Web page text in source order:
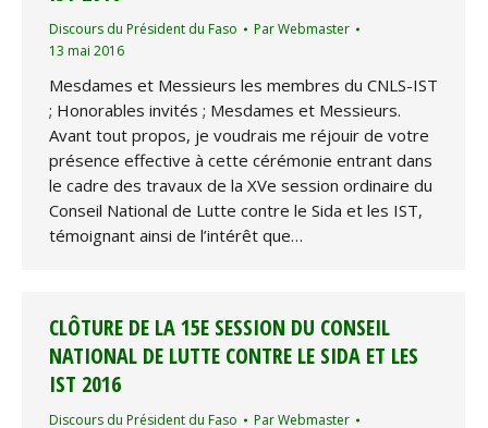
Discours du Président du Faso ParWebmaster
13 mai 2016
Mesdames et Messieurs les membres du CNLS-IST
; Honorables invités ; Mesdames et Messieurs.
Avant tout propos, je voudrais me réjouir de votre
présence effective à cette cérémonie entrant dans
le cadre des travaux de la XVe session ordinaire du
Conseil National de Lutte contre le Sida et les IST,
témoignant ainsi de l’intérêt que…
CLÔTURE DE LA 15E SESSION DU CONSEIL
NATIONAL DE LUTTE CONTRE LE SIDA ET LES
IST 2016
Discours du Président du Faso ParWebmaster